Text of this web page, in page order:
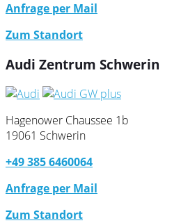
Anfrage per Mail
Zum Standort
Audi Zentrum Schwerin
Hagenower Chaussee 1b
19061 Schwerin
+49 385 6460064
Anfrage per Mail
Zum Standort